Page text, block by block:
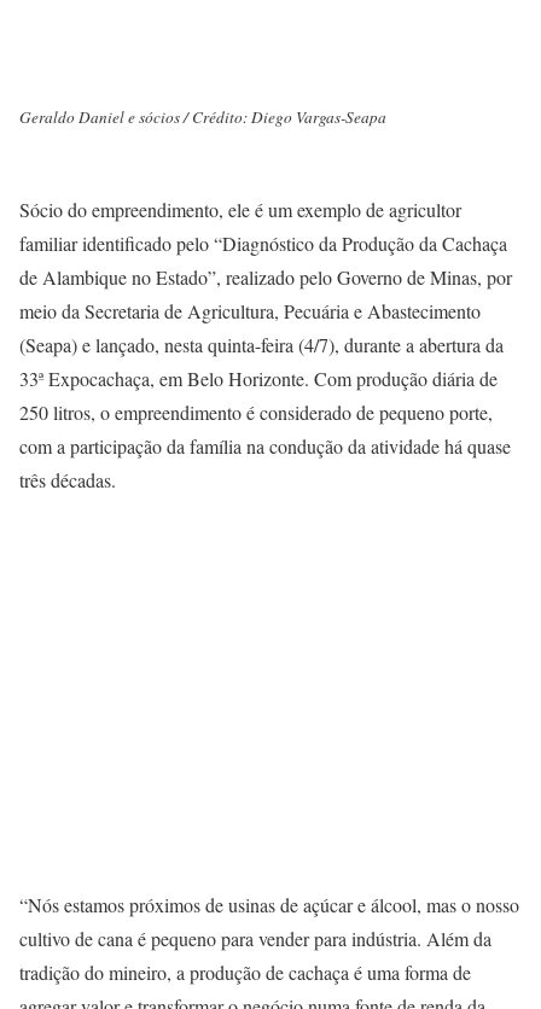
Geraldo Daniel e sócios / Crédito: Diego Vargas-Seapa
Sócio do empreendimento, ele é um exemplo de agricultor
familiar identificado pelo “Diagnóstico da Produção da Cachaça
de Alambique no Estado”, realizado pelo Governo de Minas, por
meio da Secretaria de Agricultura, Pecuária e Abastecimento
(Seapa) e lançado, nesta quinta-feira (4/7), durante a abertura da
33ª Expocachaça, em Belo Horizonte. Com produção diária de
250 litros, o empreendimento é considerado de pequeno porte,
com a participação da família na condução da atividade há quase
três décadas.
“Nós estamos próximos de usinas de açúcar e álcool, mas o nosso
cultivo de cana é pequeno para vender para indústria. Além da
tradição do mineiro, a produção de cachaça é uma forma de